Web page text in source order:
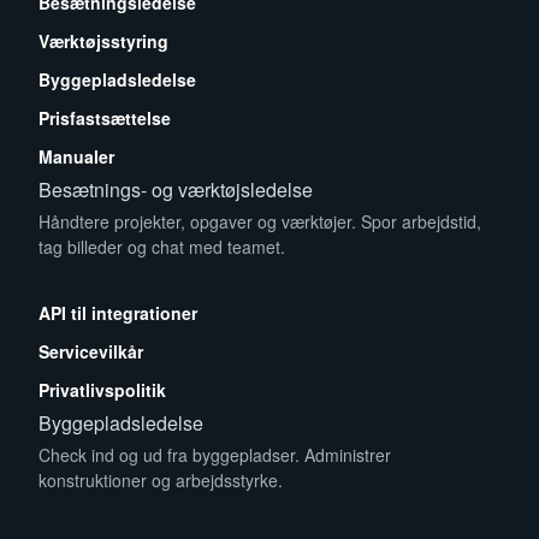
Værktøjsstyring
Byggepladsledelse
Prisfastsættelse
Manualer
Besætnings- og værktøjsledelse
Håndtere projekter, opgaver og værktøjer. Spor arbejdstid,
tag billeder og chat med teamet.
API til integrationer
Servicevilkår
Privatlivspolitik
Byggepladsledelse
Check ind og ud fra byggepladser. Administrer
konstruktioner og arbejdsstyrke.